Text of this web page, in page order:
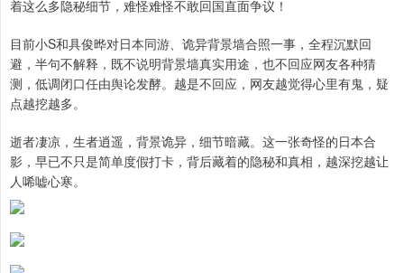
着这么多隐秘细节，难怪难怪不敢回国直面争议！
目前小S和具俊晔对日本同游、诡异背景墙合照一事，全程沉默回
避，半句不解释，既不说明背景墙真实用途，也不回应网友各种猜
测，低调闭口任由舆论发酵。越是不回应，网友越觉得心里有鬼，疑
点越挖越多。
逝者凄凉，生者逍遥，背景诡异，细节暗藏。这一张奇怪的日本合
影，早已不只是简单度假打卡，背后藏着的隐秘和真相，越深挖越让
人唏嘘心寒。